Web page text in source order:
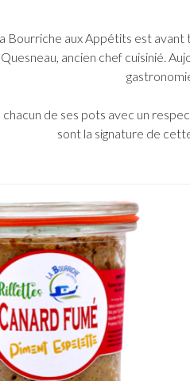
Bourriche aux Appétits est avant
ancien chef cuisinié.
de ses pots avec un
sont la signature de